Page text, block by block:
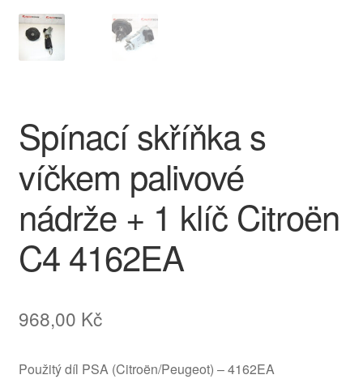
Platby
Reklamační řád
Vrakoviště Citroën
Spínací skříňka s
víčkem palivové
nádrže + 1 klíč Citroën
C4 4162EA
968,00 Kč
Použitý díl PSA (Citroën/Peugeot) – 4162EA